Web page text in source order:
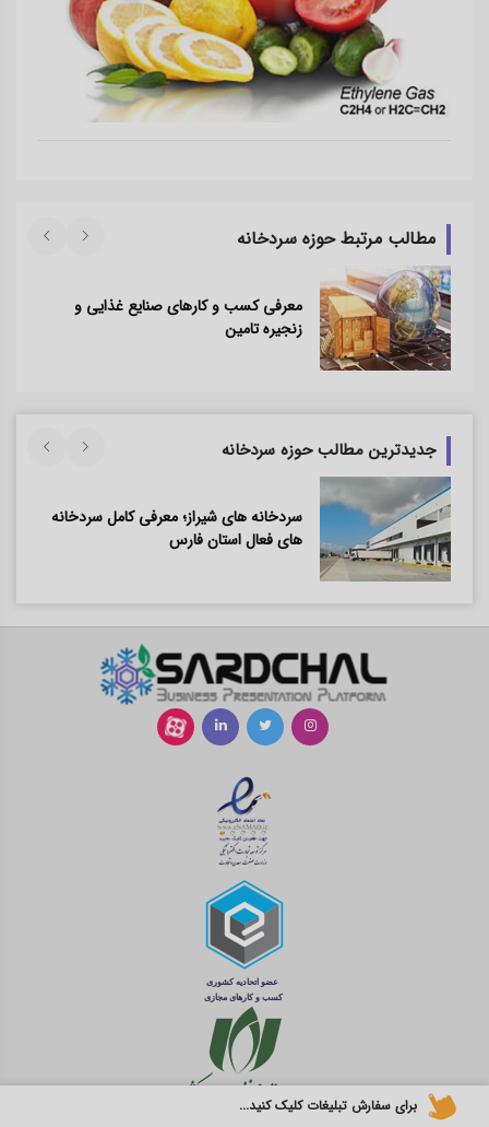
مطالب مرتبط حوزه سردخانه
معرفی کسب و کارهای صنایع غذایی و
زنجیره تامین
جدیدترین مطالب حوزه سردخانه
سردخانه های شیراز؛ معرفی کامل سردخانه
های فعال استان فارس
برای سفارش تبلیغات کلیک کنید...